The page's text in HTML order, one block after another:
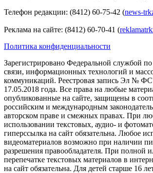
Телефон редакции: (8412) 60-75-42 (news-
Реклама на сайте: (8412) 60-70-41 (
Политика конфиденциальности
Зарегистрировано Федеральной службой
связи, информационных технологий и
коммуникаций. Реестровая запись Эл №
17.05.2018 года. Все права на любые
опубликованные на сайте, защищены в
российским и международным
авторском праве и смежных правах. При
использовании текстовых, аудио- и
гиперссылка на сайт обязательна. Любое
видеоматериалов возможно при наличии
разрешения правообладателя. При полной
перепечатке текстовых материалов в
на сайт обязательна. Для детей старше 16